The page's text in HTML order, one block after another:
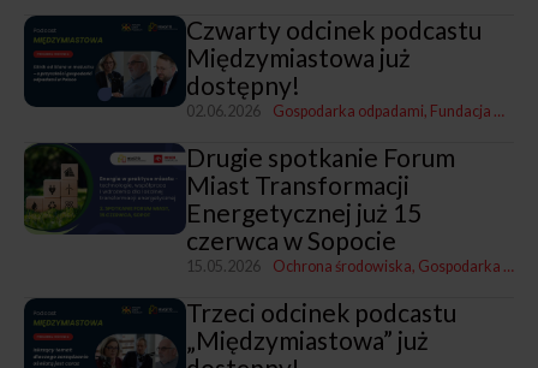
Czwarty odcinek podcastu
Międzymiastowa już
dostępny!
02.06.2026 Gospodarka odpadami Fundacja Miasto
Drugie spotkanie Forum
Miast Transformacji
Energetycznej już 15
czerwca w Sopocie
15.05.2026 Ochrona środowiska Gospodarka komunalna
Trzeci odcinek podcastu
„Międzymiastowa” już